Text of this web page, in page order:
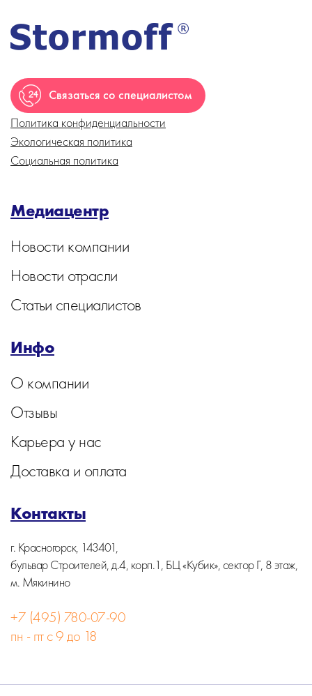
Связаться со специалистом
Политика конфиденциальности
Экологическая политика
Социальная политика
Медиацентр
Новости компании
Новости отрасли
Статьи специалистов
Инфо
О компании
Отзывы
Карьера у нас
Доставка и оплата
Контакты
г. Красногорск, 143401,
бульвар Строителей, д.4, корп.1, БЦ «Кубик», сектор Г, 8 этаж,
м. Мякинино
+7 (495) 780-07-90
пн - пт с 9 до 18